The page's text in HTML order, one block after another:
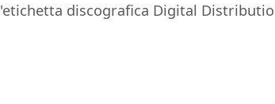
discografica Digital